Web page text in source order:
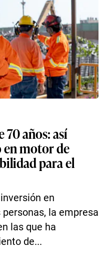
70 años: así
en motor de
para el
en
la empresa
las que ha
de...